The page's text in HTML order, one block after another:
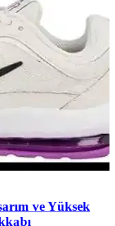
ve Yüksek